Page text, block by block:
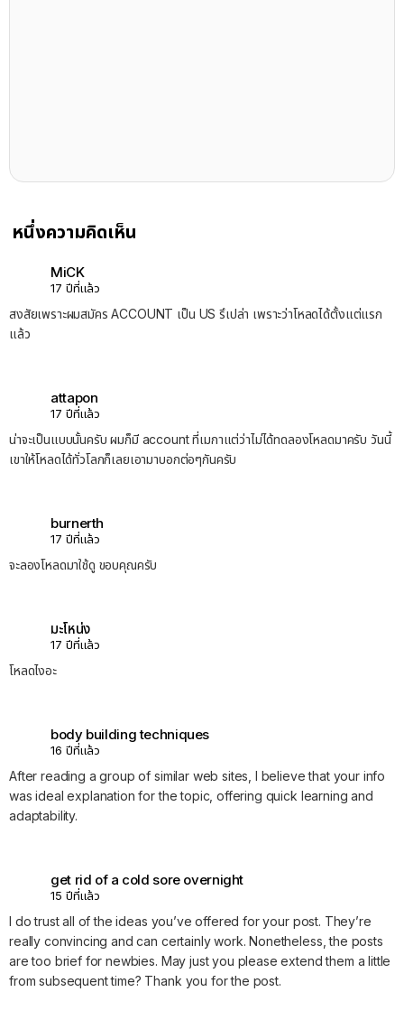
หนึ่งความคิดเห็น
MiCK
17 ปีที่แล้ว
สงสัยเพราะผมสมัคร ACCOUNT เป็น US รึเปล่า เพราะว่าโหลดได้ตั้งแต่แรก
แล้ว
attapon
17 ปีที่แล้ว
น่าจะเป็นแบบนั้นครับ ผมก็มี account ที่เมกาแต่ว่าไม่ได้ทดลองโหลดมาครับ วันนี้
เขาให้โหลดได้ทั่วโลกก็เลยเอามาบอกต่อๆกันครับ
burnerth
17 ปีที่แล้ว
จะลองโหลดมาใช้ดู ขอบคุณครับ
มะโหน่ง
17 ปีที่แล้ว
โหลดไงอะ
body building techniques
16 ปีที่แล้ว
After reading a group of similar web sites, I believe that your info
was ideal explanation for the topic, offering quick learning and
adaptability.
get rid of a cold sore overnight
15 ปีที่แล้ว
I do trust all of the ideas you’ve offered for your post. They’re
really convincing and can certainly work. Nonetheless, the posts
are too brief for newbies. May just you please extend them a little
from subsequent time? Thank you for the post.